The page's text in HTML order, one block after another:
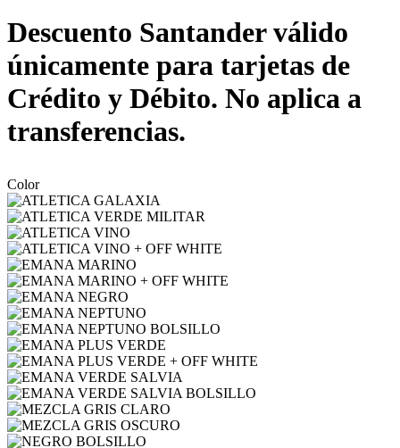
Descuento Santander válido
únicamente para tarjetas de
Crédito y Débito. No aplica a
transferencias.
Color